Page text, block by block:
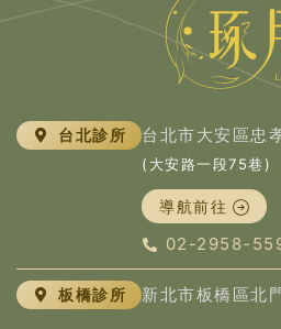
台北診所 台北市大安區忠
(大安路一段75巷)
導航前往
02-2958-
板橋診所 新北市板橋區北